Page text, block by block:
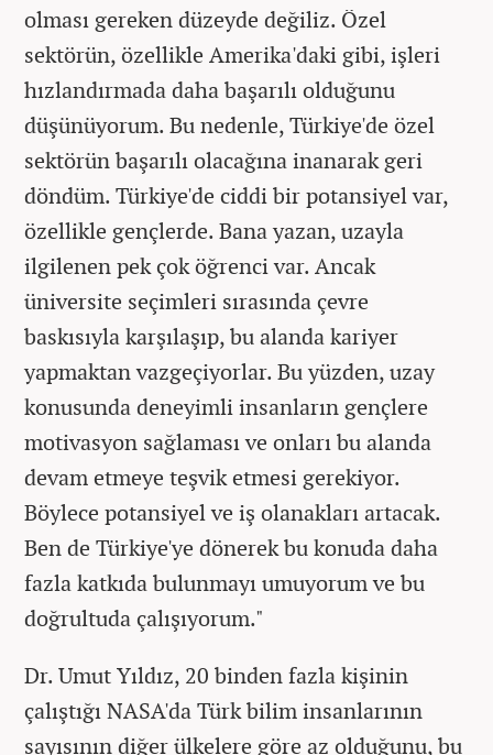
olması gereken düzeyde değiliz. Özel
sektörün, özellikle Amerika'daki gibi, işleri
hızlandırmada daha başarılı olduğunu
düşünüyorum. Bu nedenle, Türkiye'de özel
sektörün başarılı olacağına inanarak geri
döndüm. Türkiye'de ciddi bir potansiyel var,
özellikle gençlerde. Bana yazan, uzayla
ilgilenen pek çok öğrenci var. Ancak
üniversite seçimleri sırasında çevre
baskısıyla karşılaşıp, bu alanda kariyer
yapmaktan vazgeçiyorlar. Bu yüzden, uzay
konusunda deneyimli insanların gençlere
motivasyon sağlaması ve onları bu alanda
devam etmeye teşvik etmesi gerekiyor.
Böylece potansiyel ve iş olanakları artacak.
Ben de Türkiye'ye dönerek bu konuda daha
fazla katkıda bulunmayı umuyorum ve bu
doğrultuda çalışıyorum."
Dr. Umut Yıldız, 20 binden fazla kişinin
çalıştığı NASA'da Türk bilim insanlarının
sayısının diğer ülkelere göre az olduğunu, bu